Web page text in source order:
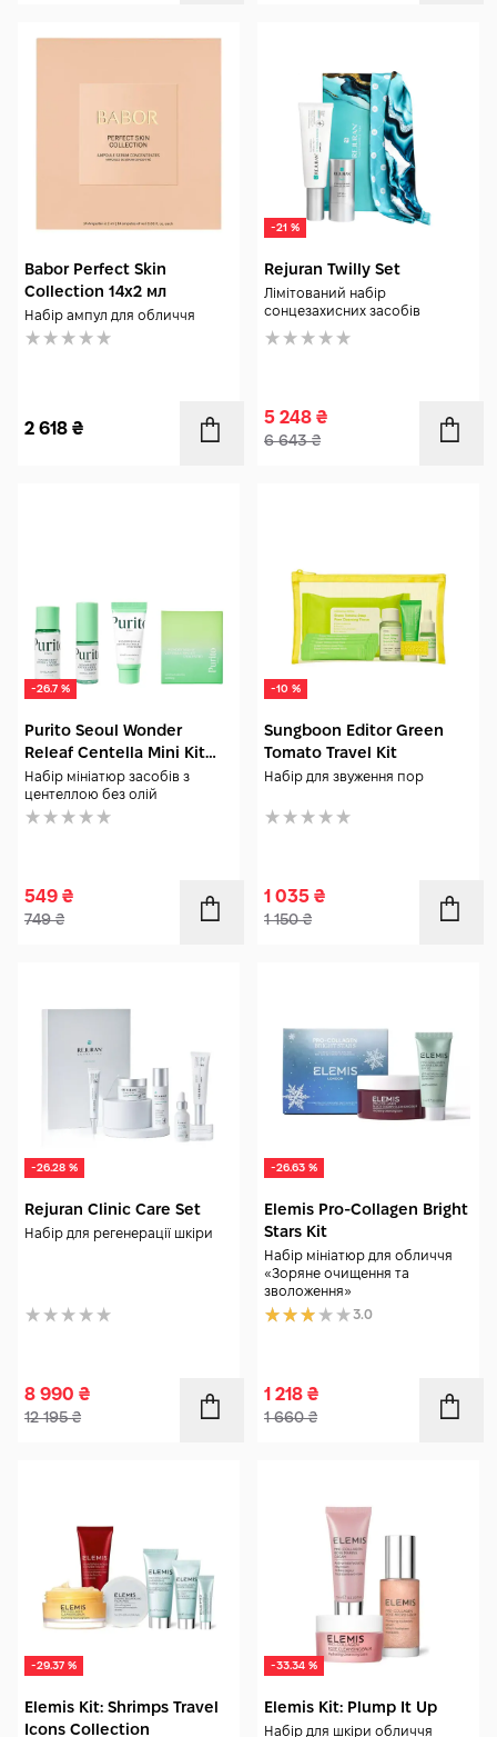
Babor Perfect Skin
Collection 14x2 мл
Набір ампул для обличчя
2 618 ₴
-21 %
Rejuran Twilly Set
Лімітований набір
сонцезахисних засобів
5 248 ₴
6 643₴
-26.7 %
Purito Seoul Wonder
Releaf Centella Mini Kit
Unscented
Набір мініатюр засобів з
центеллою без олій
549 ₴
749₴
-10 %
Sungboon Editor Green
Tomato Travel Kit
Набір для звуження пор
1 035 ₴
1 150₴
-26.28 %
Rejuran Clinic Care Set
Набір для регенерації шкіри
8 990 ₴
12 195₴
-26.63 %
Elemis Pro-Collagen Bright
Stars Kit
Набір мініатюр для обличчя
«Зоряне очищення та
зволоження»
3.0
1 218 ₴
1 660₴
-29.37 %
Elemis Kit: Shrimps Travel
Icons Collection
-33.34 %
Elemis Kit: Plump It Up
Набір для шкіри обличчя